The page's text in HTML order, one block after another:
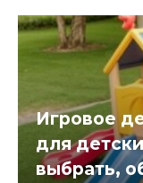
Игровое
для
выбрать,